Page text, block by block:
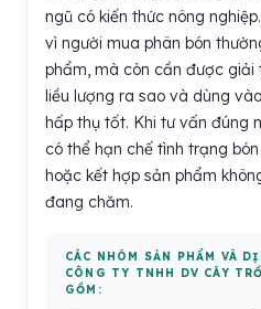
ngũ có kiến thức nông
vì người mua phân bón
phẩm, mà còn cần được giải
liều lượng ra sao và dùng
hấp thụ tốt. Khi tư vấn đúng
có thể hạn chế tình trạng
hoặc kết hợp sản phẩm
đang chăm.
CÁC NHÓM SẢN PHẨM VÀ
CÔNG TY TNHH DV CÂY
GỒM: